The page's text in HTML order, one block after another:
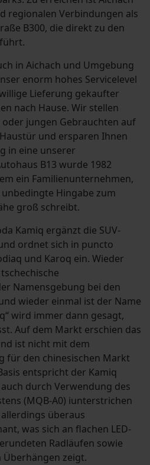
regionalen Verbindungen als
B300, die direkt zu den
in Aichach und Umgebung
enorm hohes Servicelevel
Lieferung gekaufter
nach Hause. Wir stellen
jungen Gebrauchten auf
und ersparen Ihnen
in eine unserer
B13 wurde 1982
ein Familienunternehmen,
Hingabe zum
groß schreibt.
Kamiq ergänzt die SUV-
ordnet sich in puncto
und Karoq ein. Wieder
Namensgebung bei den
wieder einmal ist der Name
wird immer dann gesagt,
Auf dem Markt erschien das
ist nicht mit dem
für den chinesischen Markt
entspricht der Kamiq
durch Verwendung des
(MQB-A0) iunterstrichen
überaus
was sich an flachen LED-
Radläufen sowie
zeigt.